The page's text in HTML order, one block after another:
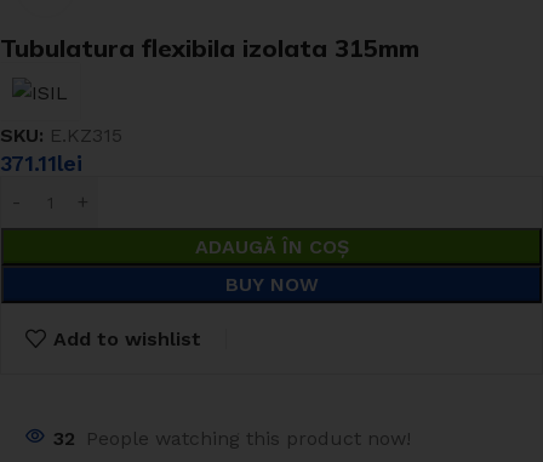
Tubulatura flexibila izolata 315mm
SKU: E.KZ315
371.11lei
ADAUGĂ ÎN COȘ
BUY NOW
Add to wishlist
32 People watching this product now!